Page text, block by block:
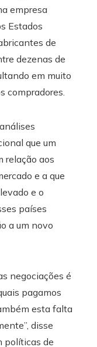
empresa
Estados
de
dezenas de
em muito
compradores.
que um
relação aos
e a que
e o
países
a um novo
negociações é
pagamos
esta falta
disse
políticas de